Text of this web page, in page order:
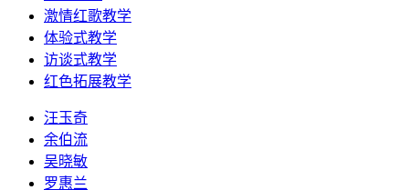
激情红歌教学
体验式教学
访谈式教学
红色拓展教学
汪玉奇
余伯流
吴晓敏
罗惠兰